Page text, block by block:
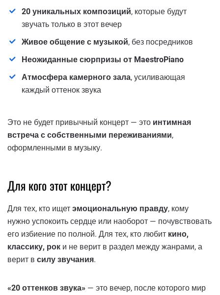
20 уникальных композиций, которые будут
звучать только в этот вечер
Живое общение с музыкой, без посредников
Неожиданные сюрпризы от MaestroPiano
Атмосфера камерного зала, усиливающая
каждый оттенок звука
Это не будет привычный концерт — это интимная
встреча с собственными переживаниями,
оформленными в музыку.
Для кого этот концерт?
Для тех, кто ищет эмоциональную правду, кому
нужно успокоить сердце или наоборот — почувствовать
его избиение по полной. Для тех, кто любит кино,
классику, рок и не верит в раздел между жанрами, а
верит в силу звучания.
«20 оттенков звука» — это вечер, после которого мир